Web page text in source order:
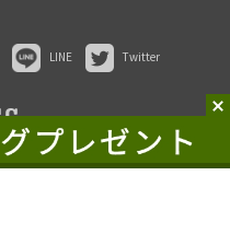
LINE Twitter